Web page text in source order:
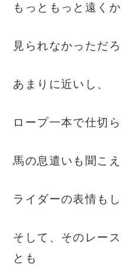
もっともっと遠く
見られなかっただ
あまりに近いし、
ロープ一本で仕切
馬の息遣いも聞こえ
ライダーの表情も
そして、そのレー
とも